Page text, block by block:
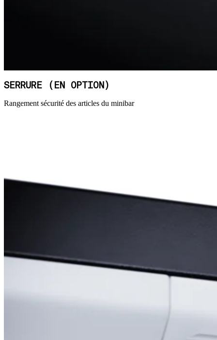
SERRURE (EN OPTION)
Rangement sécurité des articles du minibar